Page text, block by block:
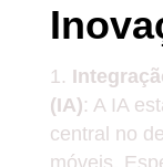
(IA): A IA
central no
móveis.